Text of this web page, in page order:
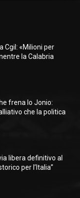
Cgil: «Milioni per
la Calabria
frena lo Jonio:
che la politica
libera definitivo al
per l’Italia”